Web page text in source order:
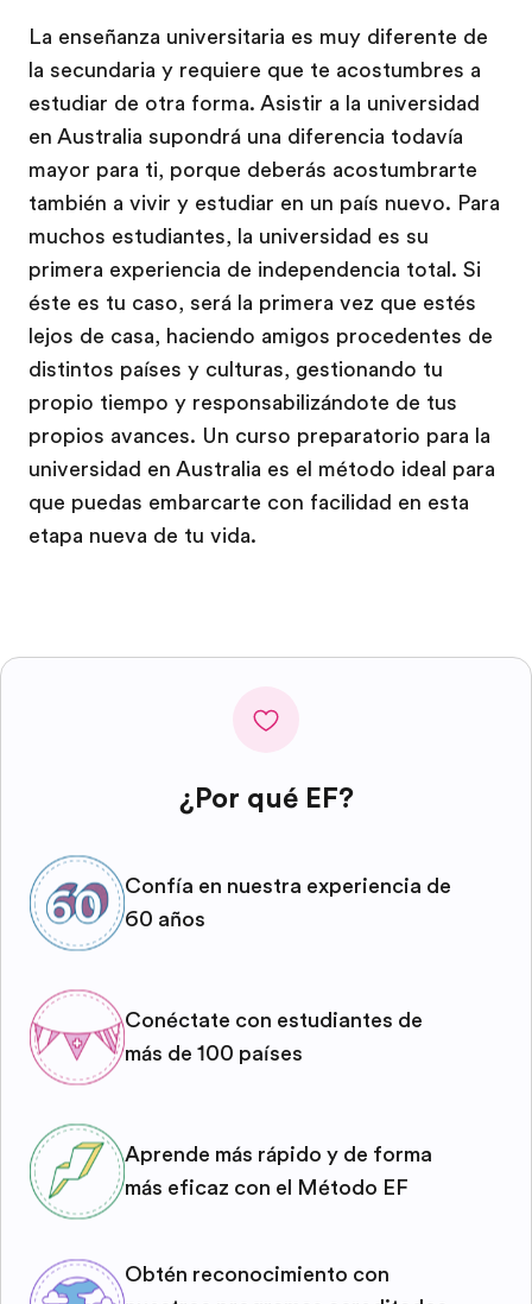
La enseñanza universitaria es muy diferente de
la secundaria y requiere que te acostumbres a
estudiar de otra forma. Asistir a la universidad
en Australia supondrá una diferencia todavía
mayor para ti, porque deberás acostumbrarte
también a vivir y estudiar en un país nuevo. Para
muchos estudiantes, la universidad es su
primera experiencia de independencia total. Si
éste es tu caso, será la primera vez que estés
lejos de casa, haciendo amigos procedentes de
distintos países y culturas, gestionando tu
propio tiempo y responsabilizándote de tus
propios avances. Un curso preparatorio para la
universidad en Australia es el método ideal para
que puedas embarcarte con facilidad en esta
etapa nueva de tu vida.
¿Por qué EF?
Confía en nuestra experiencia de
60 años
Conéctate con estudiantes de
más de 100 países
Aprende más rápido y de forma
más eficaz con el Método EF
Obtén reconocimiento con